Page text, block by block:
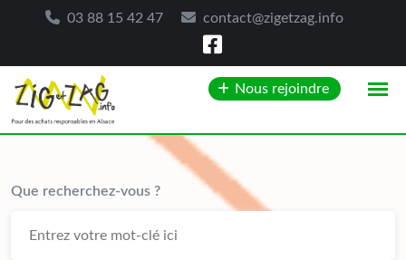
03 88 15 42 47 contact@zigetzag.info
content
Nous rejoindre
Que recherchez-vous ?